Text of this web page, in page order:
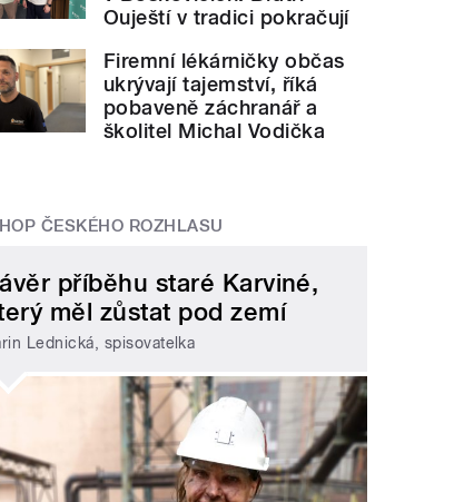
Ouještí v tradici pokračují
Firemní lékárničky občas
ukrývají tajemství, říká
pobaveně záchranář a
školitel Michal Vodička
ČESKÉHO ROZHLASU
příběhu staré Karviné,
měl zůstat pod zemí
Lednická, spisovatelka